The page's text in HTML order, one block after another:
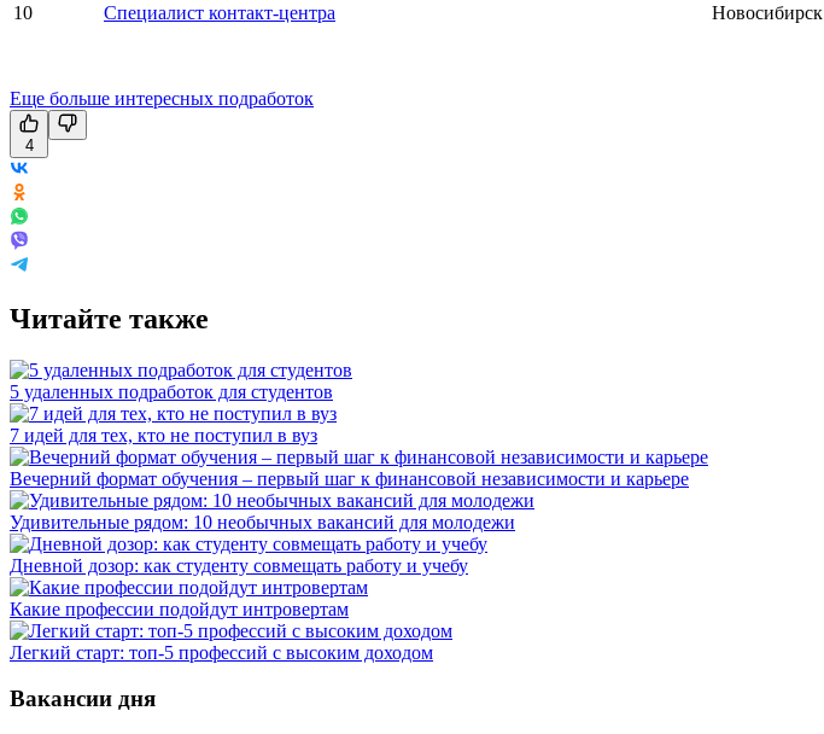
10 Специалист контакт-центра Новосибирск
Еще больше интересных подработок
4
Читайте также
5 удаленных подработок для студентов
7 идей для тех, кто не поступил в вуз
Вечерний формат обучения – первый шаг к финансовой независимости и карьере
Удивительные рядом: 10 необычных вакансий для молодежи
Дневной дозор: как студенту совмещать работу и учебу
Какие профессии подойдут интровертам
Легкий старт: топ-5 профессий с высоким доходом
Вакансии дня